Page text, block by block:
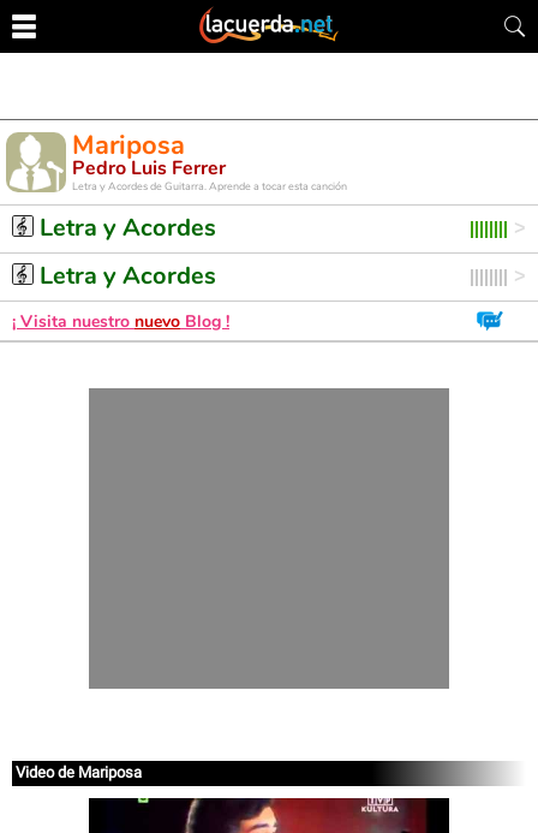
Mariposa
Pedro Luis Ferrer
Letra y Acordes de Guitarra. Aprende a tocar esta canción
Letra y Acordes
Letra y Acordes
¡ Visita nuestro nuevo Blog !
Video de Mariposa